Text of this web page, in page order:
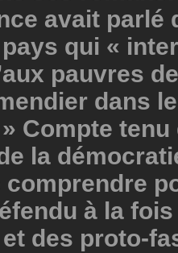
avait parlé
qui «
pauvres
dans
Compte tenu
la
comprendre
à la
des proto-